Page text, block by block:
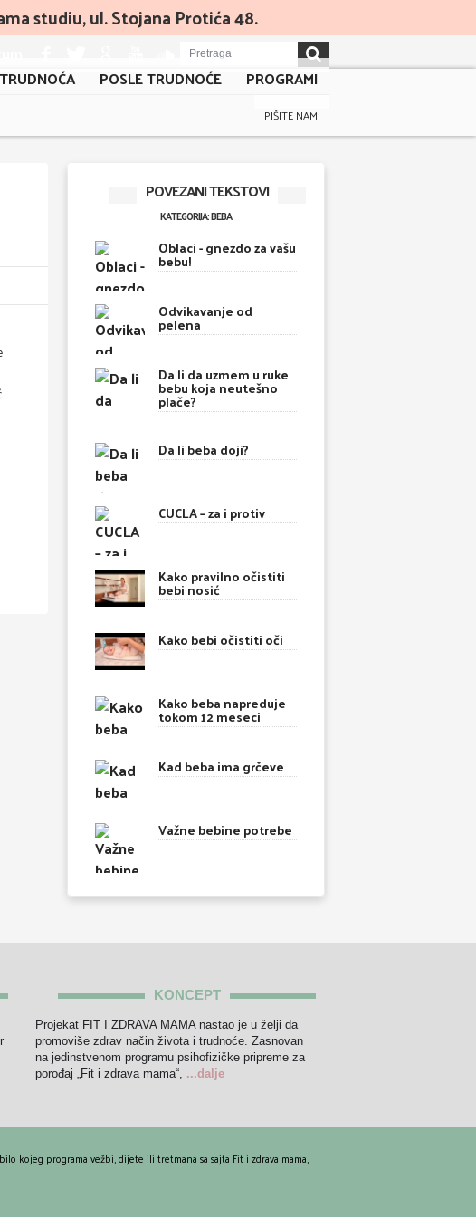
studiu, ul. Stojana Protića 48.
TRUDNOĆA
POSLE TRUDNOĆE PROGRAMI
PIŠITE NAM
POVEZANI TEKSTOVI
KATEGORIJA: BEBA
Oblaci - gnezdo za vašu
bebu!
Odvikavanje od
pelena
Da li da uzmem u ruke
bebu koja neutešno
plače?
Da li beba doji?
CUCLA – za i protiv
Kako pravilno očistiti
bebi nosić
Kako bebi očistiti oči
Kako beba napreduje
tokom 12 meseci
Kad beba ima grčeve
Važne bebine potrebe
KONCEPT
Projekat FIT I ZDRAVA MAMA nastao je u želji da
promoviše zdrav način života i trudnoće. Zasnovan
na jedinstvenom programu psihofizičke pripreme za
porođaj „Fit i zdrava mama“, ...dalje
kojeg programa vežbi, dijete ili tretmana sa sajta Fit i zdrava mama,